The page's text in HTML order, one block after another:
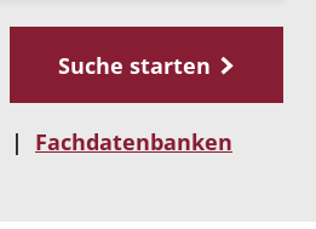
Suche starten
| Fachdatenbanken